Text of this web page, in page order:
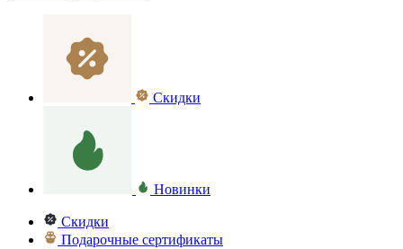
Скидки
Новинки
Скидки
Подарочные сертификаты